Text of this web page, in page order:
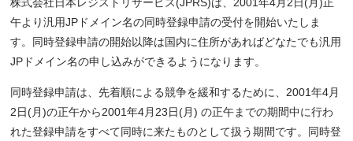
午より汎用JPドメイン名の同時登録申請の受付を開始いたしま
す。同時登録申請の開始以降は国内に住所があればどなたでも汎用
JPドメイン名の申し込みができるようになります。
同時登録申請は、先着順による競争を緩和するために、2001年4月
2日(月)の正午から2001年4月23日(月) の正午までの期間中に行わ
れた登録申請をすべて同時に来たものとして扱う期間です。同時登